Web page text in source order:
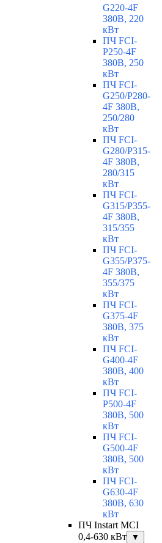
G220-4F
380В, 220
кВт
ПЧ FCI-
P250-4F
380В, 250
кВт
ПЧ FCI-
G250/P280-
4F 380В,
250/280
кВт
ПЧ FCI-
G280/P315-
4F 380В,
280/315
кВт
ПЧ FCI-
G315/P355-
4F 380В,
315/355
кВт
ПЧ FCI-
G355/P375-
4F 380В,
355/375
кВт
ПЧ FCI-
G375-4F
380В, 375
кВт
ПЧ FCI-
G400-4F
380В, 400
кВт
ПЧ FCI-
P500-4F
380В, 500
кВт
ПЧ FCI-
G500-4F
380В, 500
кВт
ПЧ FCI-
G630-4F
380В, 630
кВт
ПЧ Instart MCI
0,4-630 кВт
▼